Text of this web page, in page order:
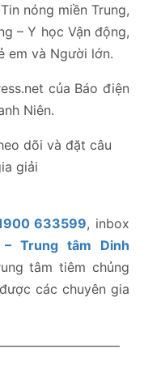
nóng miền Trung,
– Y học Vận động,
em và Người lớn.
của Báo điện
Niên.
dõi và đặt câu
giải
633599, inbox
– Trung tâm Dinh
tâm tiêm chủng
các chuyên gia